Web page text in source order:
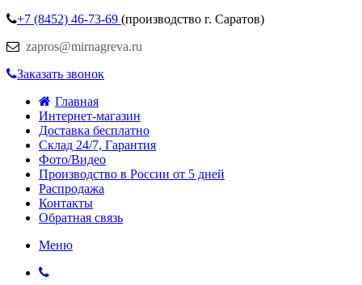
+7 (8452) 46-73-69 (производство г. Саратов)
zapros@mirnagreva.ru
Заказать звонок
Главная
Интернет-магазин
Доставка бесплатно
Склад 24/7, Гарантия
Фото/Видео
Производство в России от 5 дней
Распродажа
Контакты
Обратная связь
Меню